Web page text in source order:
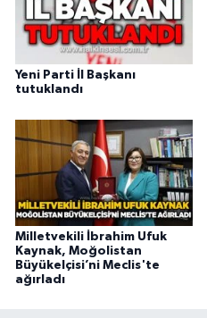
Yeni Parti İl Başkanı
tutuklandı
Milletvekili İbrahim Ufuk
Kaynak, Moğolistan
Büyükelçisi’ni Meclis'te
ağırladı